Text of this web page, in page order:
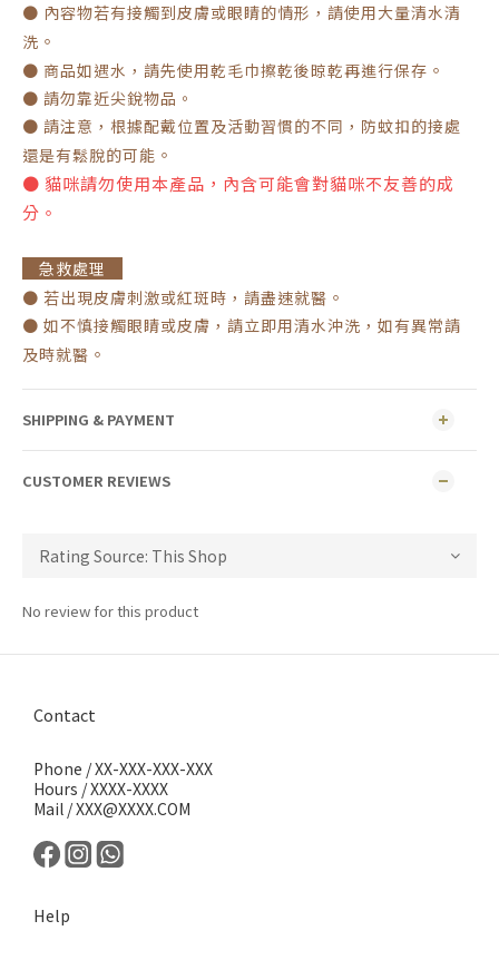
● 內容物若有接觸到皮膚或眼睛的情形，請使用大量清水清
洗 。
● 商品如遇水，請先使用乾毛巾擦乾後晾乾再進行保存 。
● 請勿靠近尖銳物品。
● 請注意，根據配戴位置及活動習慣的不同，防蚊扣的接處
還是有鬆脫的可能 。
● 貓咪請勿使用本產品，內含可能會對貓咪不友善的成
分。
急救處理
● 若出現皮膚刺激或紅斑時，請盡速就醫 。
● 如不慎接觸眼睛或皮膚，請立即用清水沖洗，如有異常請
及時就醫 。
SHIPPING & PAYMENT
CUSTOMER REVIEWS
No review for this product
Contact
Phone / XX-XXX-XXX-XXX
Hours / XXXX-XXXX
Mail / XXX@XXXX.COM
Help